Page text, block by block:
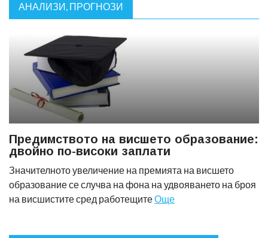
АНАЛИЗИ, ПРОГНОЗИ
Предимството на висшето образование:
двойно по-високи заплати
Значителното увеличение на премията на висшето
образование се случва на фона на удвояването на броя
на висшистите сред работещитеОще